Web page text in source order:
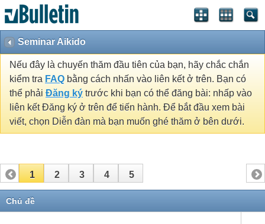
Seminar Aikido
Nếu đây là chuyến thăm đầu tiên của bạn, hãy chắc chắn
kiểm tra FAQ bằng cách nhấn vào liên kết ở trên. Bạn có
thể phải Đăng ký trước khi bạn có thể đăng bài: nhấp vào
liên kết Đăng ký ở trên để tiến hành. Để bắt đầu xem bài
viết, chọn Diễn đàn mà bạn muốn ghé thăm ở bên dưới.
1 2 3 4 5
Chủ đề